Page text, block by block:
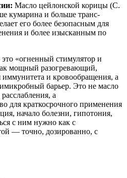
Масло цейлонской корицы (C.
кумарина и больше транс-
его более безопасным для
и более изысканным по
«огненный стимулятор и
мощный разогревающий,
и кровообращения, а
барьер. Это не масло
а
для краткосрочного применения
начало болезни, гипотония,
с ним нужно как с
— точно, дозированно, с